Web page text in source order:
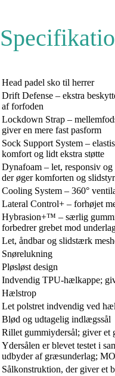
Head padel sko til herrer
Drift Defense – ekstra
af forfoden
Lockdown Strap –
giver en mere fast pasform
Sock Support System –
komfort og lidt ekstra støtte
Dynafoam – let, responsiv
der øger komforten og
Cooling System – 360°
Lateral Control+ – forhøjet
Hybrasion+™ – særlig
forbedrer grebet mod
Let, åndbar og slidstærk
Snørelukning
Pløsløst design
Indvendig TPU-hælkappe;
Hælstrop
Let polstret indvendig ved
Blød og udtagelig indlægssål
Rillet gummiydersål; giver et
Ydersålen er blevet testet i
udbyder af græsunderlag;
Sålkonstruktion, der giver et